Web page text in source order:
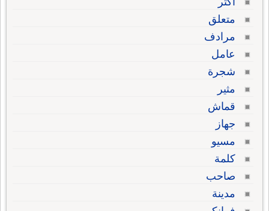
متعلق
مرادف
عامل
شجرة
مثير
قماش
جهاز
مسيو
كلمة
صاحب
مدينة